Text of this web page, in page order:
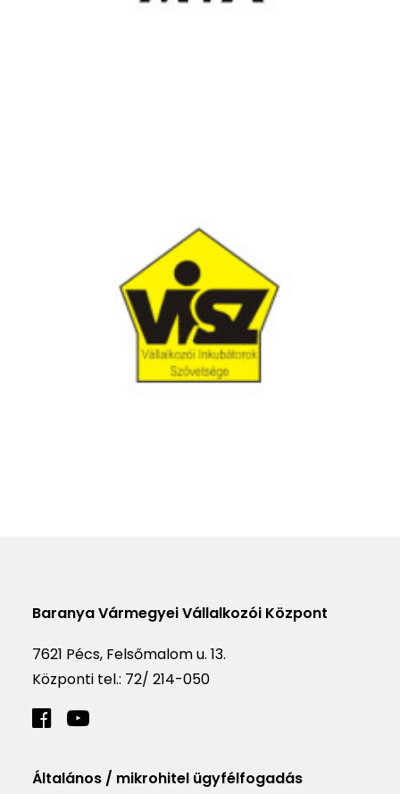
Baranya Vármegyei Vállalkozói Központ
7621 Pécs, Felsőmalom u. 13.
Központi tel.: 72/ 214-050
Általános / mikrohitel ügyfélfogadás